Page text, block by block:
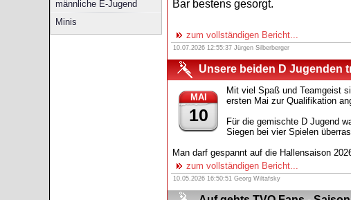
männliche E-Jugend
Minis
Bar bestens gesorgt.
zum vollständigen Bericht...
10.07.2026 12:55:37 Jürgen Silberberger
Unsere beiden D Jugenden
MAI
10
Mit viel Spaß und Teamgeist
ersten Mai zur Qualifikation
Für die gemischte D Jugend
Siegen bei vier Spielen
Man darf gespannt auf die Hallensaison
zum vollständigen Bericht...
10.05.2026 16:50:51 Georg Wiltafsky